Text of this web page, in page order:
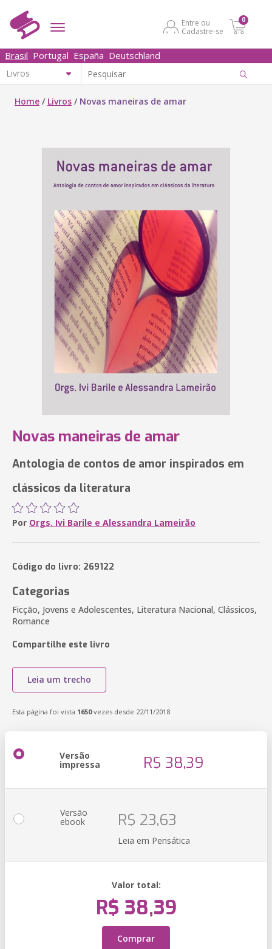
Entre ou
Cadastre-se
0
Brasil Portugal España Deutschland
Home / Livros / Novas maneiras de amar
Novas maneiras de amar
Antologia de contos de amor inspirados em
clássicos da literatura
Por Orgs. Ivi Barile e Alessandra Lameirão
Código do livro: 269122
Categorias
Ficção, Jovens e Adolescentes, Literatura Nacional, Clássicos,
Romance
Compartilhe este livro
Leia um trecho
Esta página foi vista 1650vezes desde 22/11/2018
Versão
impressa R$ 38,39
Versão
ebook R$ 23,63
Leia em Pensática
Valor total:
R$ 38,39
Comprar